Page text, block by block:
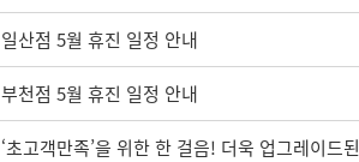
일산점 5월 휴진 일정 안내
부천점 5월 휴진 일정 안내
‘초고객만족’을 위한 한 걸음! 더욱 업그레이드